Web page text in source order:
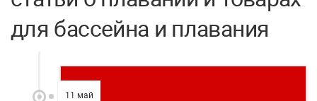
для бассейна и плавания
11 май